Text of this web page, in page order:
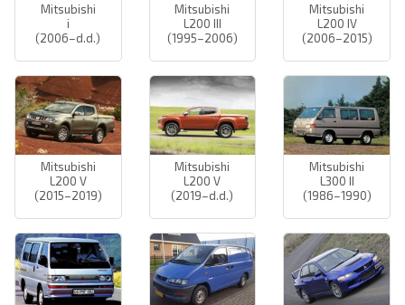
Mitsubishi
i
(2006–d.d.)
Mitsubishi
L200 III
(1995–2006)
Mitsubishi
L200 IV
(2006–2015)
Mitsubishi
L200 V
(2015–2019)
Mitsubishi
L200 V
(2019–d.d.)
Mitsubishi
L300 II
(1986–1990)